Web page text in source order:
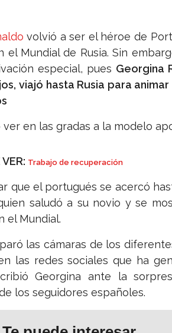
volvió a ser el héroe de
el Mundial de Rusia. Sin
especial, pues Georgina
viajó hasta Rusia para
ver en las gradas a la modelo
Trabajo de recuperación
que el portugués se acercó
saludó a su novio y se
el Mundial.
las cámaras de los
las redes sociales que ha
Georgina ante la
los seguidores españoles.